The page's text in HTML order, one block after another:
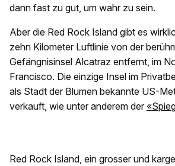
dann fast zu gut, um wahr zu sein.
Aber die Red Rock Island gibt es
zehn Kilometer Luftlinie von der
Gefängnisinsel Alcatraz entfernt, im
Francisco. Die einzige Insel im
als Stadt der Blumen bekannte US-
verkauft, wie unter anderem der
Red Rock Island, ein grosser und